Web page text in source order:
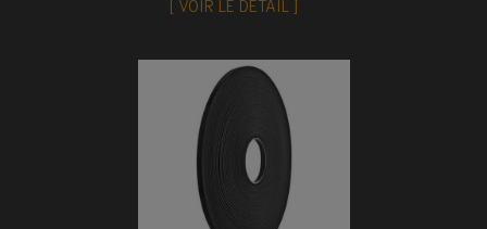
VOIR LE DÉTAIL